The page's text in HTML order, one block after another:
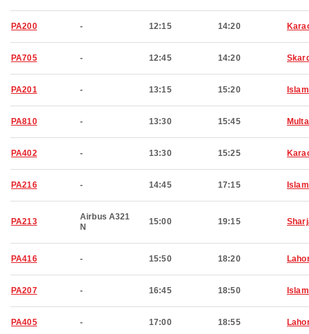
PA200 - 12:15 14:20
PA705 - 12:45 14:20
PA201 - 13:15 15:20
PA810 - 13:30 15:45
PA402 - 13:30 15:25
PA216 - 14:45 17:15
PA213
Airbus A321
N
15:00 19:15
PA416 - 15:50 18:20
PA207 - 16:45 18:50
PA405 - 17:00 18:55